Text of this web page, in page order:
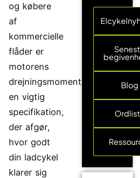
og købere
af
kommercielle
flåder er
motorens
drejningsmoment
en vigtig
specifikation,
der afgør,
hvor godt
din ladcykel
klarer sig
Blog